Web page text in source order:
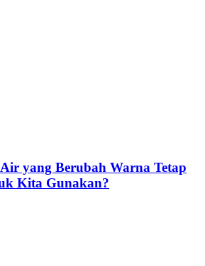
yang Berubah Warna Tetap
Kita Gunakan?